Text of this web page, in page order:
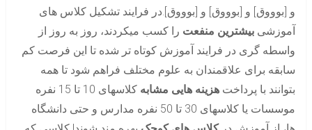
و [بوووق] و [بوووق] و [بوووق].در فرایند تشکیل کلاس های
آموزشی بیشترین منفعت را کسب میکردند، روز به روز از
واسطه گری در فرایند آموزش کوتاه تر شده تا این فرصت کم
سابقه برای علاقمندان به علوم مختلف فراهم شود تا همه
بتوانند با پرداخت هزینه هایی مشابه
کلاسهای 10 تا 15 نفره
موسسات یا کلاسهای 30 تا 50 نفره مدارس و حتی دانشگاه